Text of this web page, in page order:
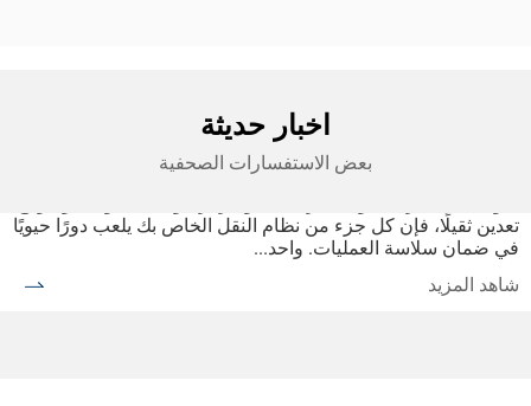
اخبار حديثة
بعض الاستفسارات الصحفية
أفضل بكرات النقل المحملة بنابض
تعدين ثقيلًا، فإن كل جزء من نظام النقل الخاص بك يلعب دورًا حيويًا
في ضمان سلاسة العمليات. واحد...
شاهد المزيد